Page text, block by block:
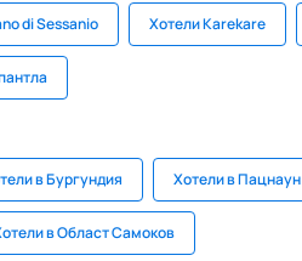
di Sessanio Хотели Karekare
в Бургундия Хотели в Пацнаун
в Област Самоков